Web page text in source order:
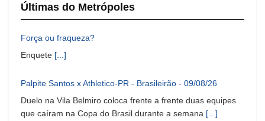
Últimas do Metrópoles
Força ou fraqueza?
Enquete [...]
Palpite Santos x Athletico-PR - Brasileirão - 09/08/26
Duelo na Vila Belmiro coloca frente a frente duas equipes
que caíram na Copa do Brasil durante a semana [...]